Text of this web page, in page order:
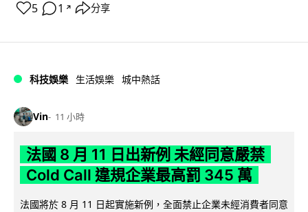
5 1 ↗ 分享
科技娛樂 生活娛樂 城中熱話
Vin 11 小時
法國 8 月 11 日出新例 未經同意嚴禁
Cold Call 違規企業最高罰 345 萬
法國將於 8 月 11 日起實施新例，全面禁止企業未經消費者同意